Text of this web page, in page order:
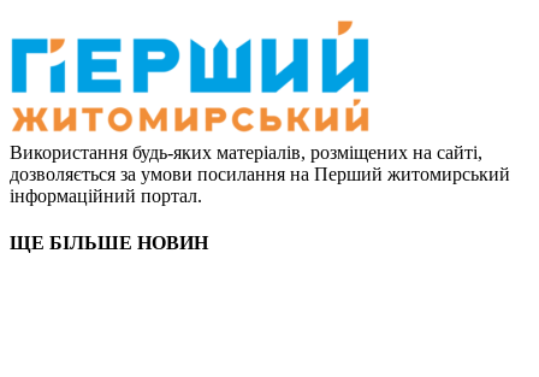
Використання будь-яких матеріалів, розміщених на сайті,
дозволяється за умови посилання на Перший житомирський
інформаційний портал.
ЩЕ БІЛЬШЕ НОВИН